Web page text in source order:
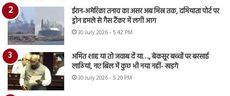
ईरान-अमेरिका तनाव का असर अब मिस्र तक, दमियाता पोर्ट पर
ड्रोन हमले से गैस टैंकर में लगी आग
30 July 2026 - 5:42 PM
अमित शाह या तो जवाब दें या…., बेकसूर बच्चों पर बरसाई
लाठियां, नए बिल में कुछ भी नया नहीं- खड़गे
30 July 2026 - 5:20 PM